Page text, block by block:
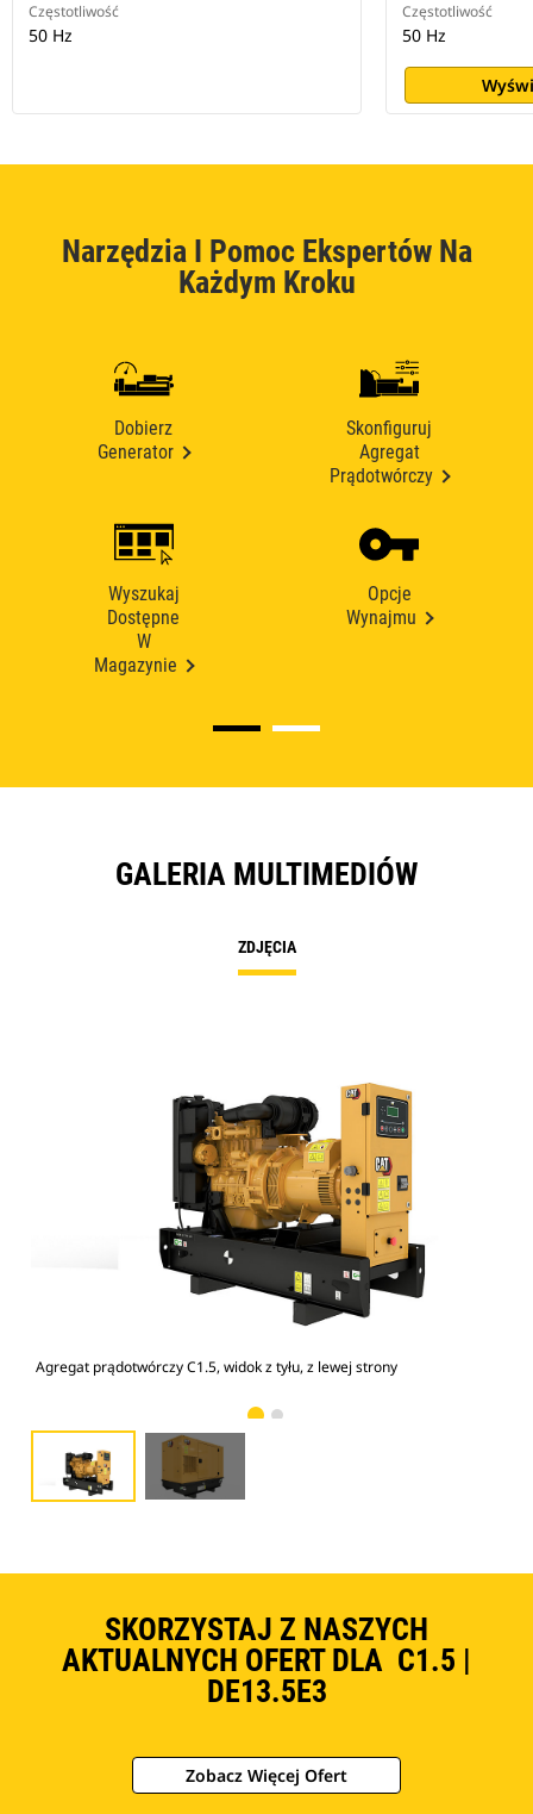
Częstotliwość
50 Hz
Częstotliwość
50 Hz
Narzędzia I Pomoc Ekspertów Na
Każdym Kroku
Dobierz
Generator
Skonfiguruj
Agregat
Prądotwórczy
Wyszukaj
Dostępne
W
Magazynie
Opcje
Wynajmu
GALERIA MULTIMEDIÓW
ZDJĘCIA
Agregat prądotwórczy C1.5, widok z tyłu, z lewej strony
SKORZYSTAJ Z NASZYCH
AKTUALNYCH OFERT DLA C1.5 |
DE13.5E3
Zobacz Więcej Ofert